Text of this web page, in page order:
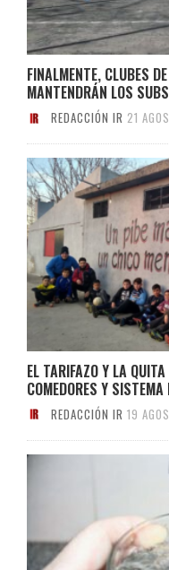
FINALMENTE, CLUBES
MANTENDRÁN LOS
REDACCIÓN IR 21
EL TARIFAZO Y LA
COMEDORES Y
REDACCIÓN IR 19